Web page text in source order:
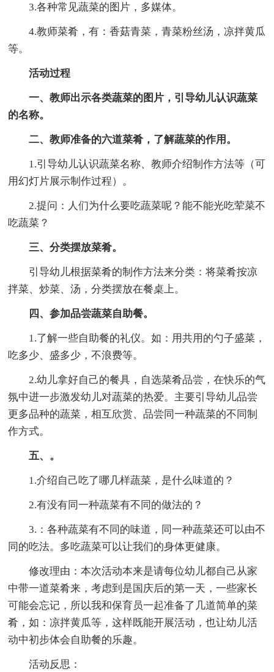
3.各种常见蔬菜的图片，多媒体。
4.教师菜肴，有：香菇青菜，青菜粉丝汤，凉拌黄瓜
等。
活动过程
一、教师出示各类蔬菜的图片，引导幼儿认识蔬菜
的名称。
二、教师准备的六道菜肴，了解蔬菜的作用。
1.引导幼儿认识蔬菜名称、教师介绍制作方法等（可
用幻灯片展示制作过程）。
2.提问：人们为什么要吃蔬菜呢？能不能光吃荤菜不
吃蔬菜？
三、分类摆放菜肴。
引导幼儿根据菜肴的制作方法来分类：将菜肴按凉
拌菜、炒菜、汤，分类摆放在餐桌上。
四、参加品尝蔬菜自助餐。
1.了解一些自助餐的礼仪。如：用共用的勺子盛菜，
吃多少、盛多少，不浪费等。
2.幼儿拿好自己的餐具，自选菜肴品尝，在快乐的气
氛中进一步激发幼儿对蔬菜的热爱。主要引导幼儿品尝
更多品种的蔬菜，相互欣赏、品尝同一种蔬菜的不同制
作方式。
五、。
1.介绍自己吃了哪几样蔬菜，是什么味道的？
2.有没有同一种蔬菜有不同的做法的？
3.：各种蔬菜有不同的味道，同一种蔬菜还可以由不
同的吃法。多吃蔬菜可以让我们的身体更健康。
修改理由：本次活动本来是请每位幼儿都自己从家
中带一道菜肴来，考虑到是国庆后的第一天，一些家长
可能会忘记，所以我和保育员一起准备了几道简单的菜
肴，如：凉拌黄瓜等，这样既能开展活动，也让幼儿活
动中初步体会自助餐的乐趣。
活动反思：